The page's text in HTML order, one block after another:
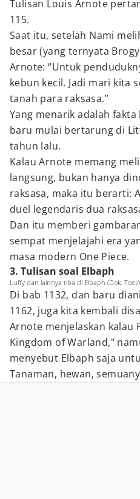
Tulisan Louis Arnote
115.
Saat itu, setelah Nami
besar (yang ternyata
Arnote: “Untuk
kebun kecil. Jadi mari kita
tanah para raksasa.”
Yang menarik adalah
baru mulai bertarung di
tahun lalu.
Kalau Arnote memang
langsung, bukan hanya
raksasa, maka itu berarti:
duel legendaris dua
Dan itu memberi
sempat menjelajahi era
masa modern One Piece.
3. Tulisan soal Elbaph
Luffy dan lainnya tiba di Elbaph (Dok. Toei/
Di bab 1132, dan baru
1162, juga kita kembali
Arnote menjelaskan kalau
Kingdom of Warland,"
menyebut Elbaph saja
Tanaman, hewan,